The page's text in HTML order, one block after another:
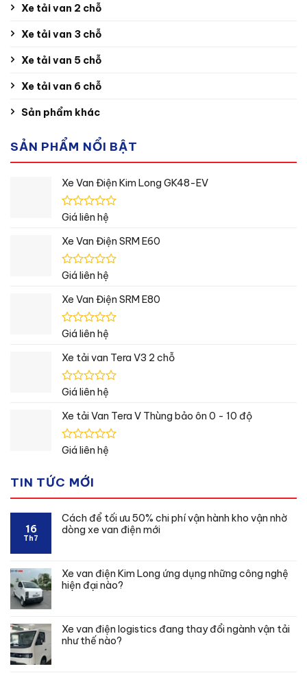
Xe tải van 2 chỗ
Xe tải van 3 chỗ
Xe tải van 5 chỗ
Xe tải van 6 chỗ
Sản phẩm khác
SẢN PHẨM NỔI BẬT
Xe Van Điện Kim Long GK48-EV
Được
hạng
5
sao
Giá liên hệ
Xe Van Điện SRM E60
Được
hạng
5
sao
Giá liên hệ
Xe Van Điện SRM E80
Được
hạng
5
sao
Giá liên hệ
Xe tải van Tera V3 2 chỗ
Được
hạng
5
sao
Giá liên hệ
Xe tải Van Tera V Thùng bảo ôn 0 - 10 độ
Được
0
Giá liên hệ
TIN TỨC MỚI
16
Th7
Cách để tối ưu 50% chi phí vận hành kho vận nhờ
dòng xe van điện mới
Xe van điện Kim Long ứng dụng những công nghệ
hiện đại nào?
Xe van điện logistics đang thay đổi ngành vận tải
như thế nào?